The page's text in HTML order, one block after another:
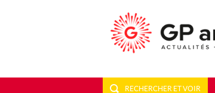
RECHERCHER ET VOIR